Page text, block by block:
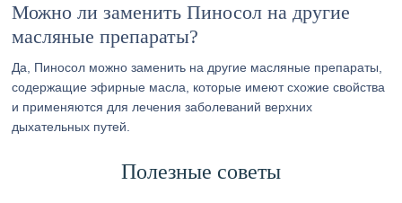
Можно ли заменить Пиносол на другие
масляные препараты?
Да, Пиносол можно заменить на другие масляные препараты,
содержащие эфирные масла, которые имеют схожие свойства
и применяются для лечения заболеваний верхних
дыхательных путей.
Полезные советы